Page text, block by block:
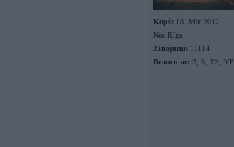
Kopš: 18. Mar 2012
No: Rīga
Ziņojumi: 11114
Braucu ar: 3, 5, TS, YP